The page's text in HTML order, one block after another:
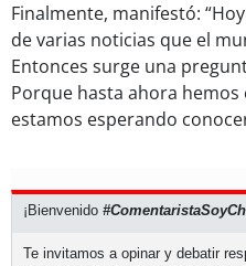
Finalmente, manifestó:
de varias noticias que el
Entonces surge una
Porque hasta ahora
estamos esperando
¡Bienvenido
Te invitamos a opinar y debatir